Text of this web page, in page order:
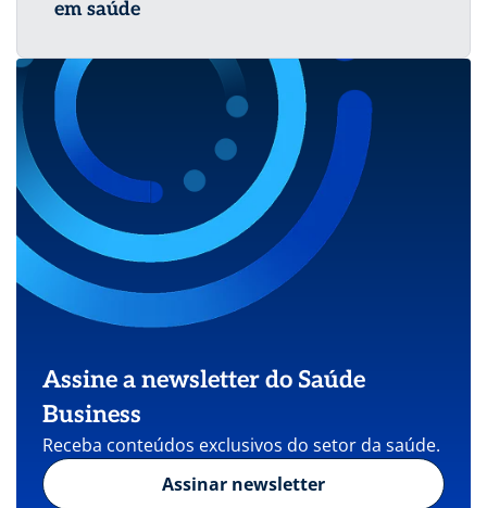
em saúde
Assine a newsletter do Saúde
Business
Receba conteúdos exclusivos do setor da saúde.
Assinar newsletter